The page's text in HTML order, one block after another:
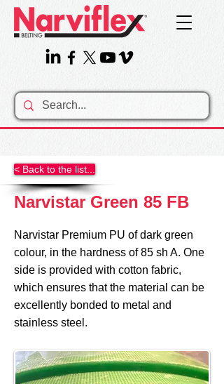
< Back to the list...
Narvistar Green 85 FB
Narvistar Premium PU of dark green
colour, in the hardness of 85 sh A. One
side is provided with cotton fabric,
which ensures that the material can be
excellently bonded to metal and
stainless steel.